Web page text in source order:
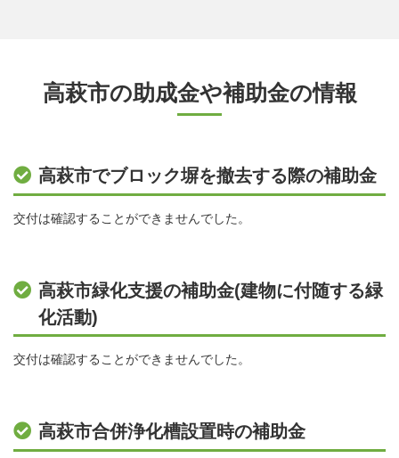
高萩市の助成金や補助金の情報
高萩市でブロック塀を撤去する際の補助金
交付は確認することができませんでした。
高萩市緑化支援の補助金(建物に付随する緑
化活動)
交付は確認することができませんでした。
高萩市合併浄化槽設置時の補助金